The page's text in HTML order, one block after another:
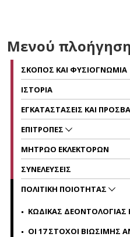
Μενού
ΣΚΟΠΟΣ ΚΑΙ ΦΥΣΙΟΓΝΩΜΙΑ
ΙΣΤΟΡΙΑ
ΕΓΚΑΤΑΣΤΑΣΕΙΣ ΚΑΙ
ΕΠΙΤΡΟΠΕΣ
ΜΗΤΡΩΟ ΕΚΛΕΚΤΟΡΩΝ
ΣΥΝΕΛΕΥΣΕΙΣ
ΠΟΛΙΤΙΚΗ ΠΟΙΟΤΗΤΑΣ
ΚΩΔΙΚΑΣ ΔΕΟΝΤΟΛΟΓΙΑΣ
ΟΙ 17 ΣΤΟΧΟΙ ΒΙΩΣΙΜΗΣ